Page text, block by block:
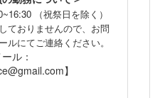
（祝祭日を除く）
ておりませんので、お問
ルにてご連絡ください。
ル：
】